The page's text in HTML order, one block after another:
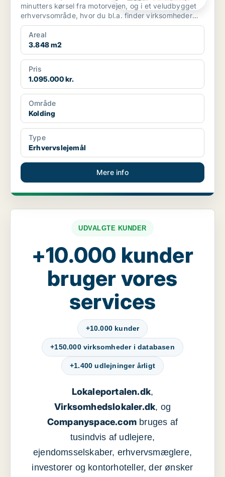
minutters kørsel fra motorvejen, og i et veludbygget
erhvervsområde, hvor du bl.a. finder virksomheder
som David...
Areal
3.848 m2
Pris
1.095.000 kr.
Område
Kolding
Type
Erhvervslejemål
Mere info
UDVALGTE KUNDER
+10.000 kunder
bruger vores
services
+10.000 kunder
+150.000 virksomheder i databasen
+1.400 udlejninger årligt
Lokaleportalen.dk,
Virksomhedslokaler.dk, og
Companyspace.com bruges af
tusindvis af udlejere,
ejendomsselskaber, erhvervsmæglere,
investorer og kontorhoteller, der ønsker